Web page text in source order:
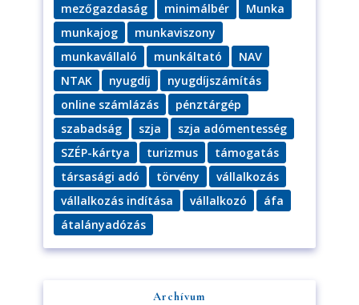
mezőgazdaság
minimálbér
Munka
munkajog
munkaviszony
munkavállaló
munkáltató
NAV
NTAK
nyugdíj
nyugdíjszámítás
online számlázás
pénztárgép
szabadság
szja
szja adómentesség
SZÉP-kártya
turizmus
támogatás
társasági adó
törvény
vállalkozás
vállalkozás indítása
vállalkozó
áfa
átalányadózás
Archívum